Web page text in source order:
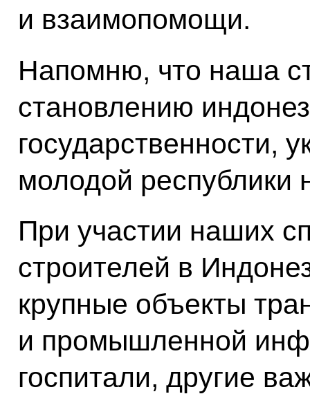
и взаимопомощи.
Напомню, что наша
становлению
государственности,
молодой республики
При участии наших
строителей в
крупные объекты
и промышленной
госпитали, другие